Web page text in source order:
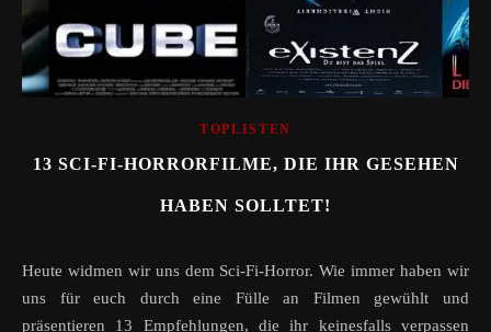
TOPLISTEN
13 SCI-FI-HORRORFILME, DIE IHR GESEHEN
HABEN SOLLTET!
Heute widmen wir uns dem Sci-Fi-Horror. Wie immer haben wir
uns für euch durch eine Fülle an Filmen gewühlt und
präsentieren 13 Empfehlungen, die ihr keinesfalls verpassen